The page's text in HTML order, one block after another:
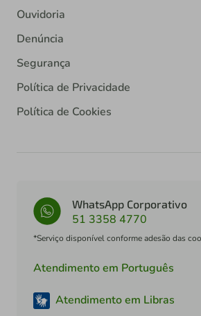
Ouvidoria
Denúncia
Segurança
Política de Privacidade
Política de Cookies
WhatsApp Corporativo
51 3358 4770
*Serviço disponível conforme adesão das
Atendimento em Português
Atendimento em Libras